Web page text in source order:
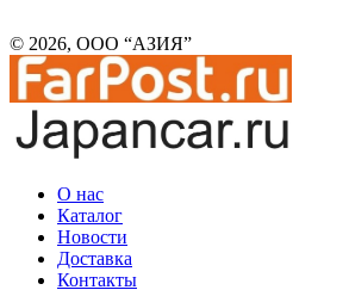
© 2026, ООО “АЗИЯ”
О нас
Каталог
Новости
Доставка
Контакты